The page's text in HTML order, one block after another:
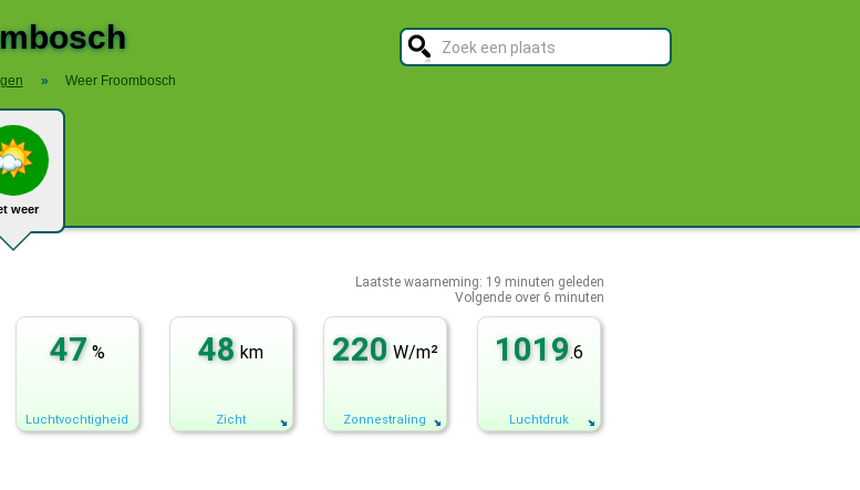
» Weer Froombosch
weer
Laatste waarneming: 19 minuten geleden
Volgende over 6 minuten
47 %
Luchtvochtigheid
48 km
Zicht
220 W/m²
Zonnestraling
1019.6
Luchtdruk